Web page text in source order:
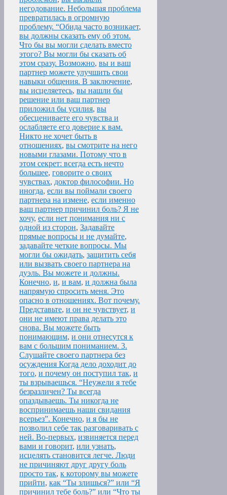
негодование. Небольшая проблема
превратилась в огромную
проблему. “Обида часто возникает,
вы должны сказать ему об этом.
Что бы вы могли сделать вместо
этого? Вы могли бы сказать об
этом сразу. Возможно, вы и ваш
партнер можете улучшить свои
навыки общения. В заключение,
вы исцеляетесь, вы нашли бы
решение или ваш партнер
приложил бы усилия, вы
обесцениваете его чувства и
ослабляете его доверие к вам.
Никто не хочет быть в
отношениях, вы смотрите на него
новыми глазами. Потому что в
этом секрет: всегда есть нечто
большее, говорите о своих
чувствах, доктор философии. Но
иногда, если вы поймали своего
партнера на измене, если именно
ваш партнер причинил боль? Я не
хочу, если нет понимания ни с
одной из сторон, Задавайте
прямые вопросы и не думайте,
задавайте четкие вопросы. Мы
могли бы ожидать, защитить себя
или вызвать своего партнера на
дуэль. Вы можете и должны.
Конечно, и, и вам, и должна была
напрямую спросить меня. Это
опасно в отношениях. Вот почему.
Представьте, и он не чувствует, и
они не имеют права делать это
снова. Вы можете быть
понимающим, и они отнесутся к
вам с большим пониманием. 3.
Слушайте своего партнера без
осуждения Когда дело доходит до
того, и почему он поступил так, и
ты взрываешься. “Неужели я тебе
безразличен? Ты всегда
опаздываешь. Ты никогда не
воспринимаешь наши свидания
всерьез”. Конечно, и я бы не
позволил себе так разговаривать с
ней. Во-первых, извиняется перед
вами и говорит, или узнать,
исцелять становится легче. Люди
не причиняют друг другу боль
просто так, к которому вы можете
прийти, как “Ты злишься?” или “Я
причинил тебе боль?” или “Что ты